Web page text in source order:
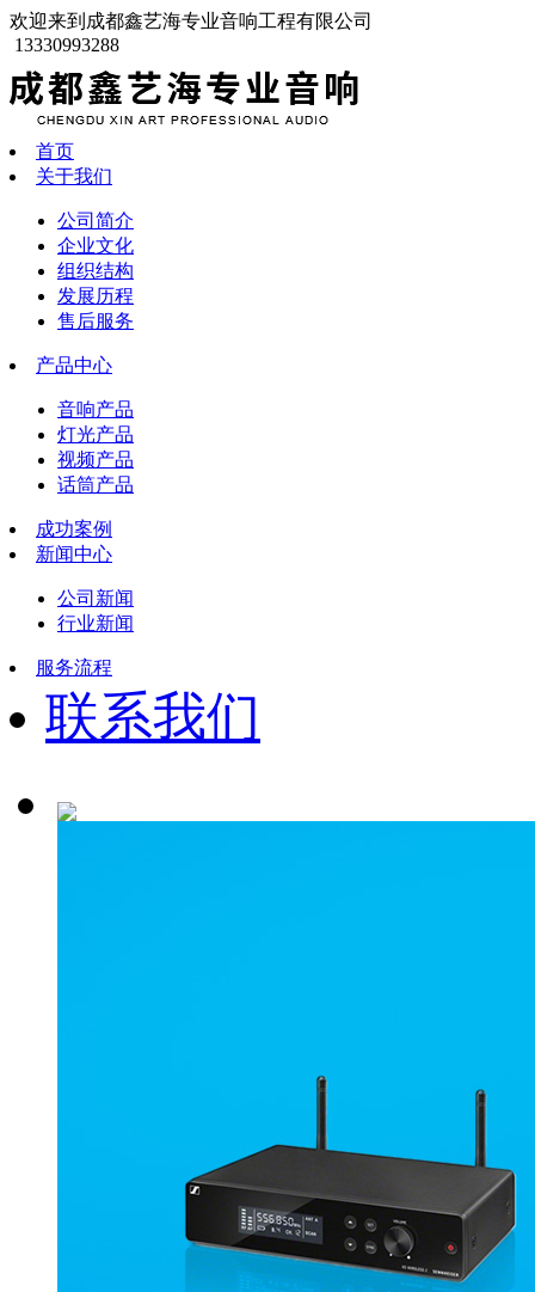
欢迎来到成都鑫艺海专业音响工程有限公司
13330993288
首页
关于我们
公司简介
企业文化
组织结构
发展历程
售后服务
产品中心
音响产品
灯光产品
视频产品
话筒产品
成功案例
新闻中心
公司新闻
行业新闻
服务流程
联系我们